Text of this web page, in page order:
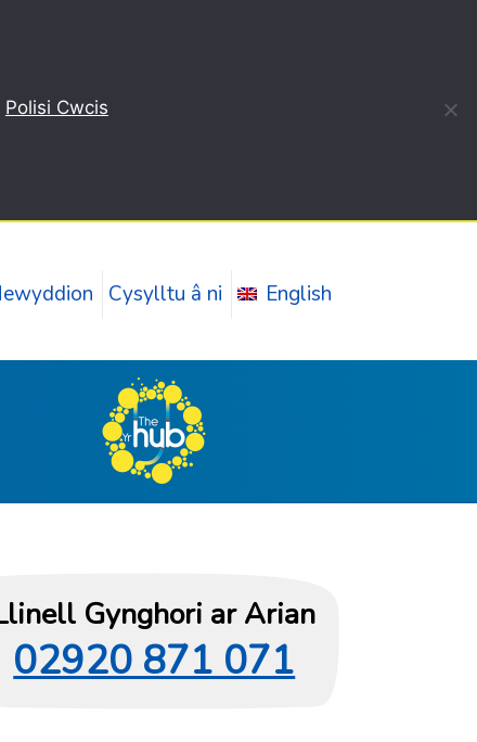
Polisi Cwcis
Cysylltu â ni English
Gynghori ar Arian
02920 871 071